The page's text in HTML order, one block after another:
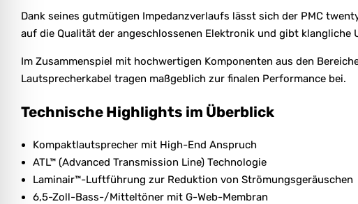
Dank seines gutmütigen Impedanzverlaufs lässt sich der PMC
auf die Qualität der angeschlossenen Elektronik und gibt klangliche
Im Zusammenspiel mit hochwertigen Komponenten aus den
Lautsprecherkabel tragen maßgeblich zur finalen Performance bei.
Technische Highlights im Überblick
Kompaktlautsprecher mit High-End Anspruch
ATL™ (Advanced Transmission Line) Technologie
Laminair™-Luftführung zur Reduktion von Strömungsgeräuschen
6,5-Zoll-Bass-/Mitteltöner mit G-Web-Membran